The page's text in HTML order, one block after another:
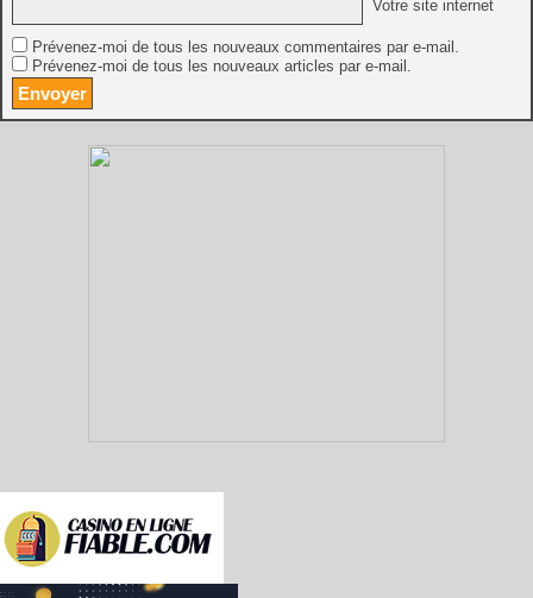
Votre site internet
Prévenez-moi de tous les nouveaux commentaires par e-mail.
Prévenez-moi de tous les nouveaux articles par e-mail.